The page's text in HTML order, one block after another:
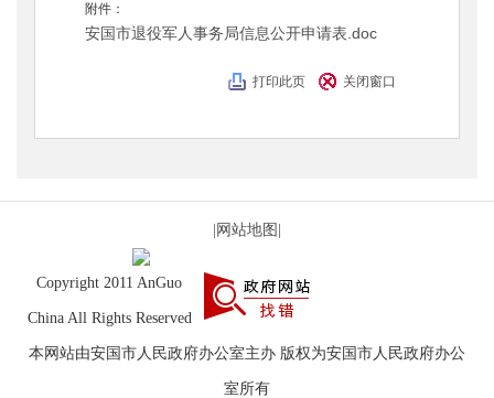
附件：
安国市退役军人事务局信息公开申请表.doc
打印此页 关闭窗口
|网站地图|
Copyright 2011 AnGuo
China All Rights Reserved
本网站由安国市人民政府办公室主办 版权为安国市人民政府办公
室所有